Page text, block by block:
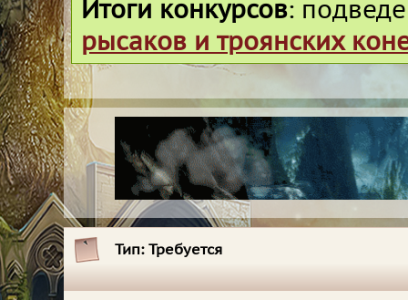
Итоги конкурсов:
рысаков и троянских
Тип: Требуется